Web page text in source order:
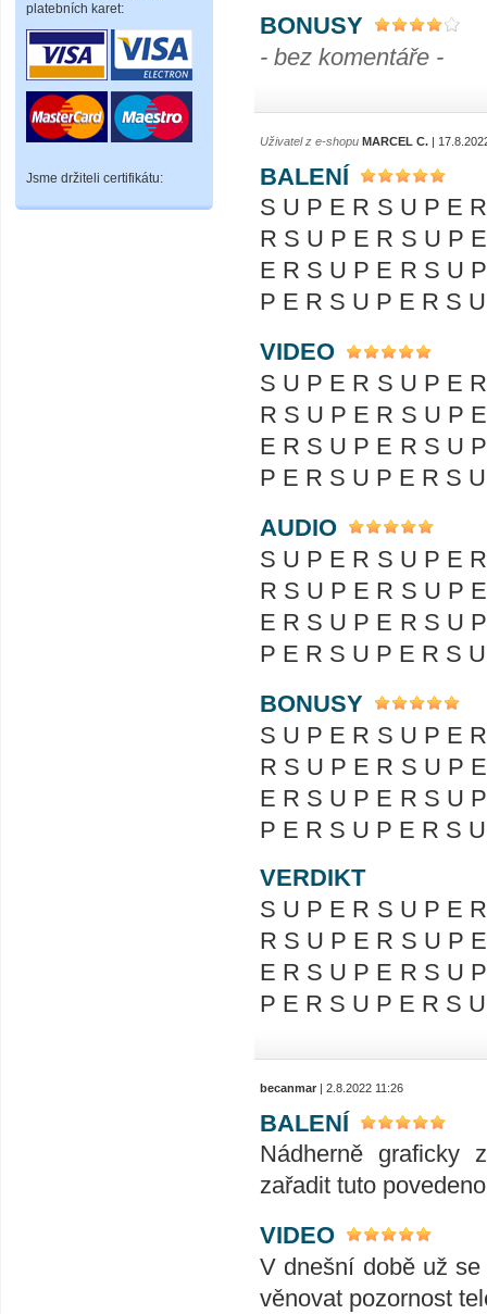
platebních karet:
Jsme držiteli certifikátu:
BONUSY
- bez komentáře -
Uživatel z e-shopu MARCEL C. |
BALENÍ
S U P E R S U P E
R S U P E R S U P
E R S U P E R S U
P E R S U P E R S
VIDEO
S U P E R S U P E
R S U P E R S U P
E R S U P E R S U
P E R S U P E R S
AUDIO
S U P E R S U P E
R S U P E R S U P
E R S U P E R S U
P E R S U P E R S
BONUSY
S U P E R S U P E
R S U P E R S U P
E R S U P E R S U
P E R S U P E R S
VERDIKT
S U P E R S U P E
R S U P E R S U P
E R S U P E R S U
P E R S U P E R S
becanmar | 2.8.2022 11:26
BALENÍ
Nádherně graficky
zařadit tuto
VIDEO
V dnešní době už
věnovat pozornost